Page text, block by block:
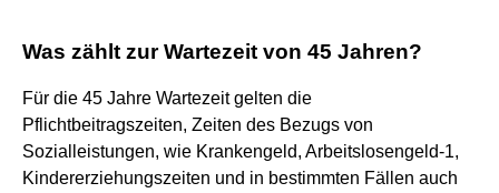
Was zählt zur Wartezeit von 45 Jahren?
Für die 45 Jahre Wartezeit gelten die
Pflichtbeitragszeiten, Zeiten des Bezugs von
Sozialleistungen, wie Krankengeld, Arbeitslosengeld-1,
Kindererziehungszeiten und in bestimmten Fällen auch